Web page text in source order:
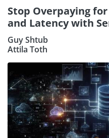
Stop Overpaying
and Latency with
Guy Shtub
Attila Toth